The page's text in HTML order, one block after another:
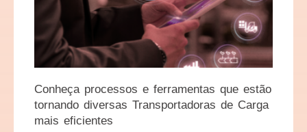
Conheça processos e ferramentas que estão
tornando diversas Transportadoras de Carga
mais eficientes